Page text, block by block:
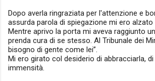
Dopo averla ringraziata per l'attenzione e
assurda parola di spiegazione mi ero alzato
Mentre aprivo la porta mi aveva raggiunto
prenda cura di se stesso. Al Tribunale dei
bisogno di gente come lei”.
Mi ero girato col desiderio di abbracciarla,
immensità.